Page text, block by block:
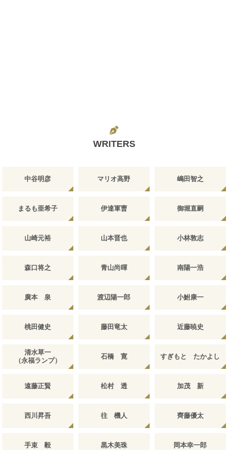
WRITERS
中谷明彦 マリオ高野 嶋田智之
まるも亜希子 伊達軍曹 御堀直嗣
山崎元裕 山本晋也 小林敦志
森口将之 青山尚暉 南陽一浩
廣本 泉 渡辺陽一郎 小鮒康一
桃田健史 藤田竜太 近藤暁史
清水草一
（永福ランプ）
石橋 寛 すぎもと たかよし
遠藤正賢 松村 透 加茂 新
西川昇吾 往 機人 齊藤優太
手束 毅 黒木美珠 岡本幸一郎